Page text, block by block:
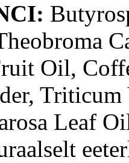
Oil,
Leaf